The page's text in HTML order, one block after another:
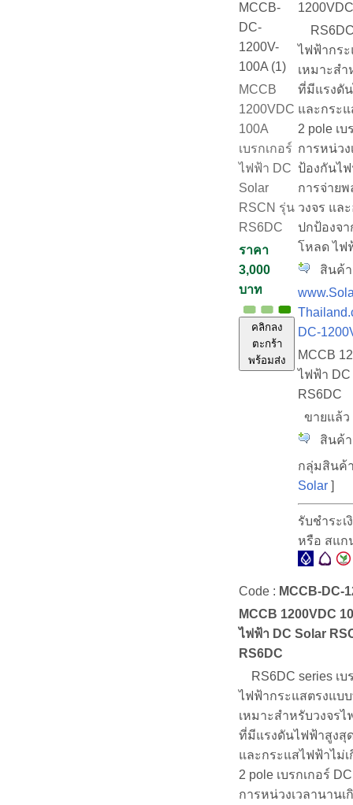
MCCB-
DC-
1200V-
100A (1)
MCCB
1200VDC
100A
เบรกเกอร์
ไฟฟ้า DC
Solar
RSCN รุ่น
RS6DC
ราคา
3,000
บาท
คลิกลง
ตะกร้า
พร้อมส่ง
RS6DC
ไฟฟ้ากร
เหมาะส
ที่มีแรงดั
และกระ
2 pole เ
การหน่ว
ป้องกันไ
การจ่าย
วงจร แล
ปกป้องจา
โหลด ไฟ
สินค้า
DC-
MCCB
ไฟฟ้า DC
RS6DC
ขายแล้
สินค้า
กลุ่มสินค้
Solar ]
รับชำระเ
หรือ สแก
Code : MCCB-DC-
MCCB 1200VDC
ไฟฟ้า DC Solar
RS6DC
RS6DC series เบ
ไฟฟ้ากระแสตรงแบ
เหมาะสำหรับวงจร
ที่มีแรงดันไฟฟ้าสูงสุ
และกระแสไฟฟ้าไม่
2 pole เบรกเกอร์
การหน่วงเวลานาน